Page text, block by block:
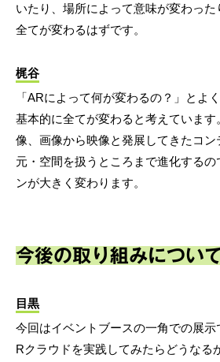
いたり、場所によって意味が変わっ
全てが変わるはずです。
梶谷
「ARによって何が変わるの？」とよ
基本的に全てが変わると考えていま
像、画像から映像と発展してきたコ
元・空間を扱うところまで進化するの
ンが大きく変わります。
今後の取り組みについ
目黒
今回はイベントブースの一角での展
Rクラウドを実践してみたらどうなる